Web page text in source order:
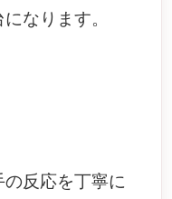
なります。
反応を丁寧に